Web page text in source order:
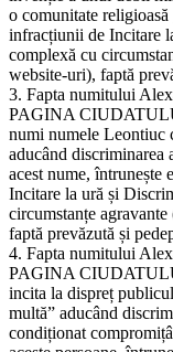
o comunitate
infracțiunii de Incitare
complexă cu
website-uri), faptă
3. Fapta numitului
PAGINA
numi numele Leontiuc
aducând discriminarea
acest nume, întrunește
Incitare la ură și
circumstanțe
faptă prevăzută și
4. Fapta numitului
PAGINA
incita la dispreț
multă” aducând
condiționat